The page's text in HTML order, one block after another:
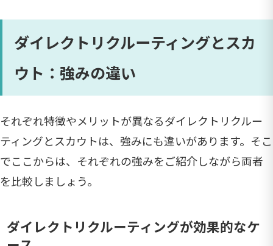
ダイレクトリクルーティングとスカ
ウト：強みの違い
それぞれ特徴やメリットが異なるダイレクトリクルー
ティングとスカウトは、強みにも違いがあります。そこ
でここからは、それぞれの強みをご紹介しながら両者
を比較しましょう。
ダイレクトリクルーティングが効果的なケ